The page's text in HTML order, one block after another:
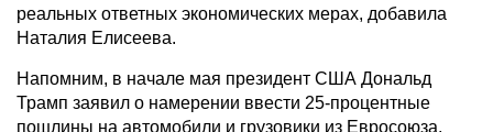
реальных ответных экономических мерах, добавила
Наталия Елисеева.
Напомним, в начале мая президент США Дональд
Трамп заявил о намерении ввести 25-процентные
пошлины на автомобили и грузовики из Евросоюза,